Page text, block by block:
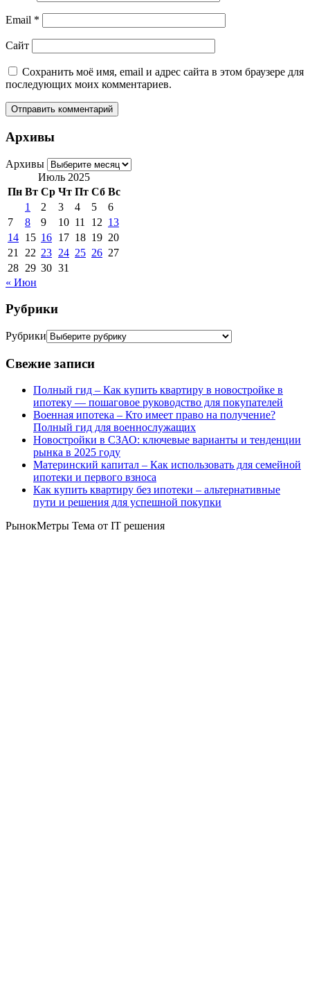
Email *
Сайт
Сохранить моё имя, email и адрес сайта в этом браузере для
последующих моих комментариев.
Архивы
Архивы
Июль 2025
Пн Вт Ср Чт Пт Сб Вс
1
2 3 4 5
6
7
8 9 10 11 12 13
14 15 16 17 18 19 20
21
22 23 24 25 26 27
28 29 30 31
« Июн
Рубрики
Рубрики
Свежие записи
Полный гид – Как купить квартиру в новостройке в
ипотеку — пошаговое руководство для покупателей
Военная ипотека – Кто имеет право на получение?
Полный гид для военнослужащих
Новостройки в СЗАО: ключевые варианты и тенденции
рынка в 2025 году
Материнский капитал – Как использовать для семейной
ипотеки и первого взноса
Как купить квартиру без ипотеки – альтернативные
пути и решения для успешной покупки
РынокМетры Тема от IT решения